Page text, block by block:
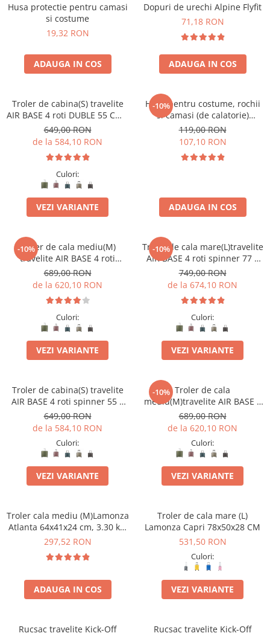
Huse troler
Business Travel
Borsete
Resigilate
Husa protectie pentru camasi
si costume
19,32 RON
ADAUGA IN COS
Dopuri de urechi Alpine Flyfit
71,18 RON
ADAUGA IN COS
Troler de cabina(S) travelite
AIR BASE 4 roti DUBLE 55 CM -
S
649,00 RON
de la 584,10 RON
Culori:
VEZI VARIANTE
-10%
Husa pentru costume, rochii
si camasi (de calatorie)
travelite Mobile
119,00 RON
107,10 RON
ADAUGA IN COS
-10%
Troler de cala mediu(M)
travelite AIR BASE 4 roti
spinner 67 x 45 x 27 cm
689,00 RON
de la 620,10 RON
Culori:
VEZI VARIANTE
-10%
Troler de cala mare(L)travelite
AIR BASE 4 roti spinner 77 x
51 x 30 cm - L
749,00 RON
de la 674,10 RON
Culori:
VEZI VARIANTE
Troler de cabina(S) travelite
AIR BASE 4 roti spinner 55 x
39 x 20 cm - S
649,00 RON
de la 584,10 RON
Culori:
VEZI VARIANTE
-10% Troler de cala
mediu(M)travelite AIR BASE 4
roti DUBLE 67 CM
689,00 RON
de la 620,10 RON
Culori:
VEZI VARIANTE
Troler cala mediu (M)Lamonza
Atlanta 64x41x24 cm, 3.30 kg,
extensibil 30%, albastru
297,52 RON
ADAUGA IN COS
Troler de cala mare (L)
Lamonza Capri 78x50x28 CM
531,50 RON
Culori:
VEZI VARIANTE
Rucsac travelite Kick-Off
Rucsac travelite Kick-Off